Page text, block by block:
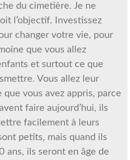
du cimetière. Je ne
l’objectif. Investissez
changer votre vie, pour
que vous allez
et surtout ce que
Vous allez leur
vous avez appris, parce
faire aujourd’hui, ils
facilement à leurs
petits, mais quand ils
ans, ils seront en âge de